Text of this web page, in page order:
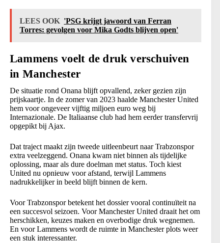
LEES OOK 'PSG krijgt jawoord van Ferran
Torres: gevolgen voor Mika Godts blijven open'
Lammens voelt de druk verschuiven
in Manchester
De situatie rond Onana blijft opvallend, zeker gezien zijn
prijskaartje. In de zomer van 2023 haalde Manchester United
hem voor ongeveer vijftig miljoen euro weg bij
Internazionale. De Italiaanse club had hem eerder transfervrij
opgepikt bij Ajax.
Dat traject maakt zijn tweede uitleenbeurt naar Trabzonspor
extra veelzeggend. Onana kwam niet binnen als tijdelijke
oplossing, maar als dure doelman met status. Toch kiest
United nu opnieuw voor afstand, terwijl Lammens
nadrukkelijker in beeld blijft binnen de kern.
Voor Trabzonspor betekent het dossier vooral continuïteit na
een succesvol seizoen. Voor Manchester United draait het om
herschikken, keuzes maken en overbodige druk wegnemen.
En voor Lammens wordt de ruimte in Manchester plots weer
een stuk interessanter.